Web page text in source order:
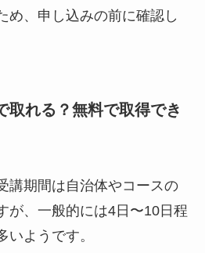
め、申し込みの前に確認し
取れる？無料で取得でき
講期間は自治体やコースの
が、一般的には4日〜10日程
いようです。